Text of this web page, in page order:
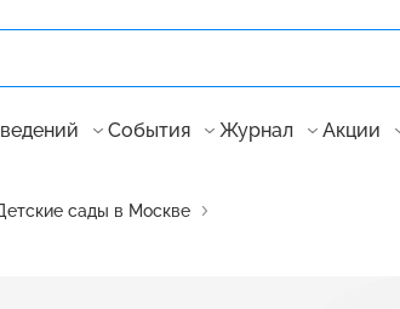
События Журнал Акции
сады в Москве